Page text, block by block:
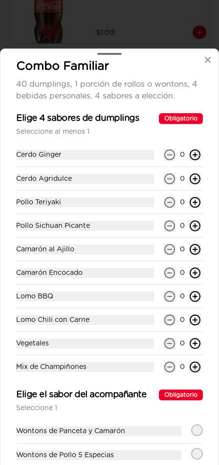
$1.00
Coca Cola sin azúcar 410ml
$1.00
Dasani sin Gas 300ml
Agua sin gas personal.
La Bendición Lucinda IPA
Cerveza artesanal rubia ipa.
Chupar Ale 330ml
Cerveza artesanal rubia.
Combo Familiar
40 dumplings, 1 porción de rollos o wontons, 4
bebidas personales. 4 sabores a elección.
Elige 4 sabores de dumplings Obligatorio
Seleccione al menos 1
Cerdo Ginger 0
Cerdo Agridulce 0
Pollo Teriyaki 0
Pollo Sichuan Picante 0
Camarón al Ajillo 0
Camarón Encocado 0
Lomo BBQ 0
Lomo Chili con Carne 0
Vegetales 0
Mix de Champiñones 0
Elige el sabor del acompañante Obligatorio
Seleccione 1
Wontons de Panceta y Camarón
Wontons de Pollo 5 Especias